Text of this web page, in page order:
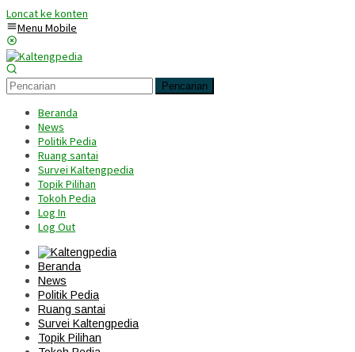
Loncat ke konten
Menu Mobile
Pencarian
Beranda
News
Politik Pedia
Ruang santai
Survei Kaltengpedia
Topik Pilihan
Tokoh Pedia
Log In
Log Out
Beranda
News
Politik Pedia
Ruang santai
Survei Kaltengpedia
Topik Pilihan